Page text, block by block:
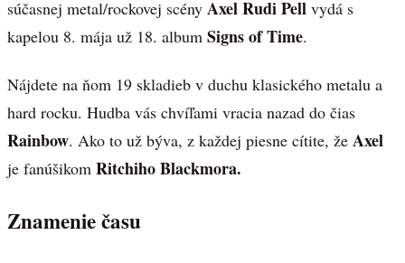
súčasnej metal/rockovej scény Axel Rudi Pell vydá s
kapelou 8. mája už 18. album Signs of Time.
Nájdete na ňom 19 skladieb v duchu klasického metalu a
hard rocku. Hudba vás chvíľami vracia nazad do čias
Rainbow. Ako to už býva, z každej piesne cítite, že Axel
je fanúšikom Ritchiho Blackmora.
Znamenie času